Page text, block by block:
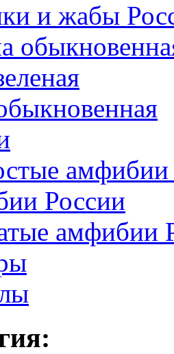
и жабы
России
амфибии